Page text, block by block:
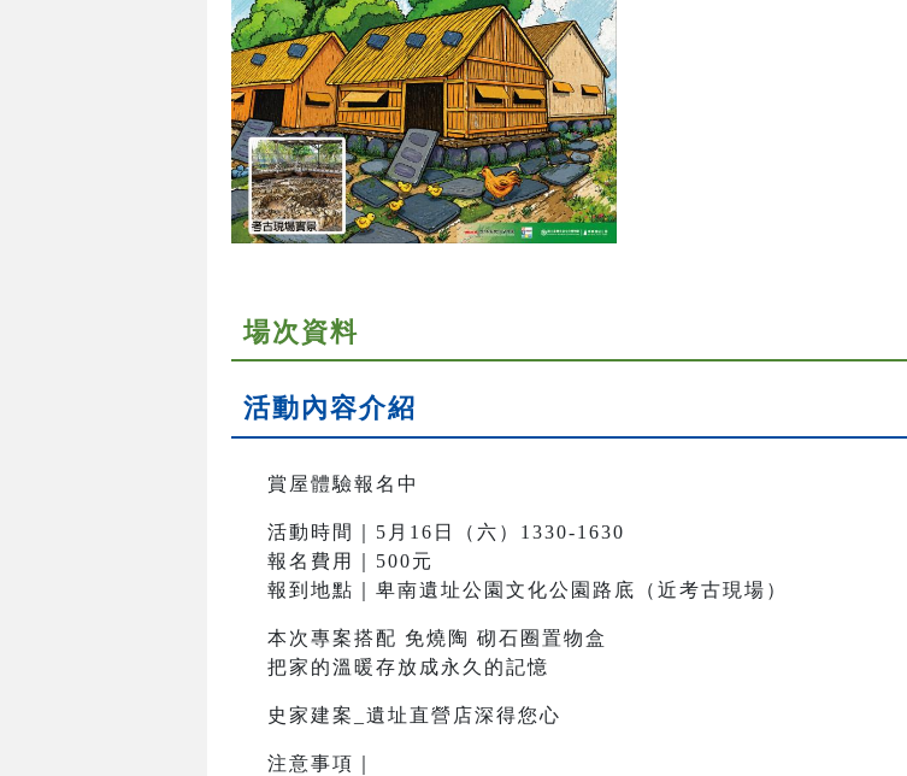
場次資料
活動內容介紹
賞屋體驗報名中
活動時間｜5月16日（六）1330-1630
報名費用｜500元
報到地點｜卑南遺址公園文化公園路底（近考古現場）
本次專案搭配 免燒陶 砌石圈置物盒
把家的溫暖存放成永久的記憶
史家建案_遺址直營店深得您心
注意事項｜